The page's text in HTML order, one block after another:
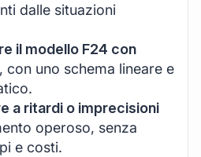
dalle situazioni
il modello F24 con
, con uno schema lineare e
a ritardi o imprecisioni
operoso, senza
e costi.